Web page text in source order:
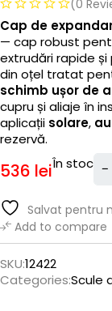
(0
Cap de
— cap robust
extrudări rapide și
din oțel tratat
schimb ușor de
cupru și aliaje în
aplicații solare,
rezervă.
536 leiÎn stoc
Salvat pentru
Add to compare
SKU:12422
Categories:Scule